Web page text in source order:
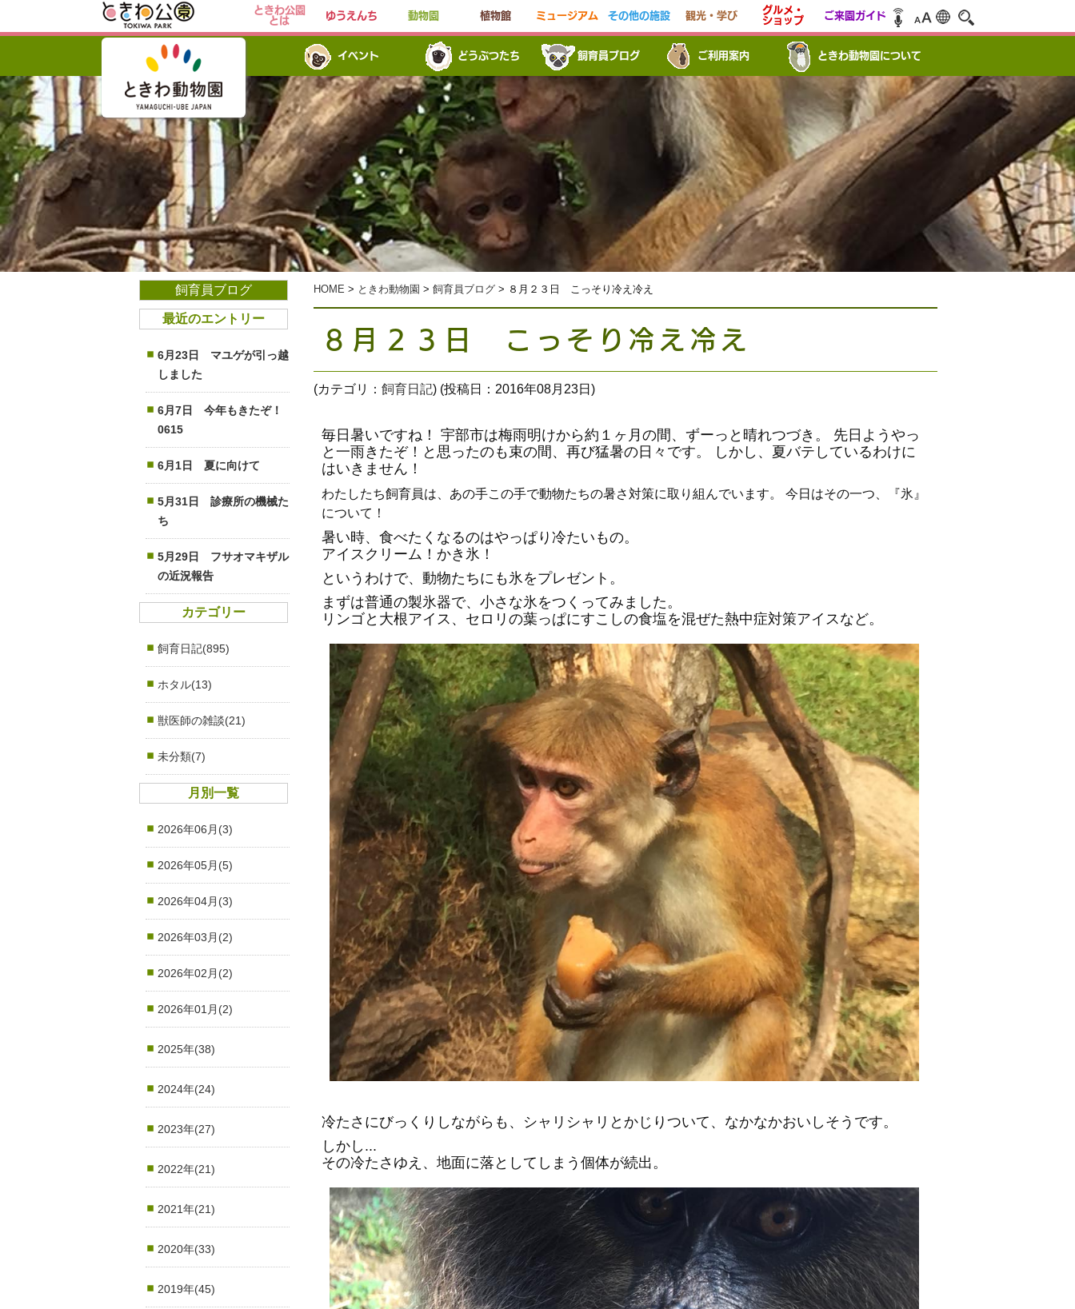
ときわ公園
とは
ゆうえんち 動物園 植物館 ミュージアム その他の施設 観光・学び
グルメ・
ショップ
ご来園ガイド
イベント どうぶつたち 飼育員ブログ ご利用案内 ときわ動物園について
HOME > ときわ動物園 > 飼育員ブログ > ８月２３日 こっそり冷え冷え
８月２３日 こっそり冷え冷え
(カテゴリ： 飼育日記) (投稿日：2016年08月23日)
毎日暑いですね！ 宇部市は梅雨明けから約１ヶ月の間、ずーっと晴れつづき。 先日ようやっ
と一雨きたぞ！と思ったのも束の間、再び猛暑の日々です。 しかし、夏バテしているわけに
はいきません！
わたしたち飼育員は、あの手この手で動物たちの暑さ対策に取り組んでいます。 今日はその一つ、『氷』
について！
暑い時、食べたくなるのはやっぱり冷たいもの。
アイスクリーム！かき氷！
というわけで、動物たちにも氷をプレゼント。
まずは普通の製氷器で、小さな氷をつくってみました。
リンゴと大根アイス、セロリの葉っぱにすこしの食塩を混ぜた熱中症対策アイスなど。
冷たさにびっくりしながらも、シャリシャリとかじりついて、なかなかおいしそうです。
しかし...
その冷たさゆえ、地面に落としてしまう個体が続出。
飼育員ブログ
最近のエントリー
6月23日 マユゲが引っ越
しました
6月7日 今年もきたぞ！
0615
6月1日 夏に向けて
5月31日 診療所の機械た
ち
5月29日 フサオマキザル
の近況報告
カテゴリー
飼育日記(895)
ホタル(13)
獣医師の雑談(21)
未分類(7)
月別一覧
2026年06月(3)
2026年05月(5)
2026年04月(3)
2026年03月(2)
2026年02月(2)
2026年01月(2)
2025年(38)
2024年(24)
2023年(27)
2022年(21)
2021年(21)
2020年(33)
2019年(45)